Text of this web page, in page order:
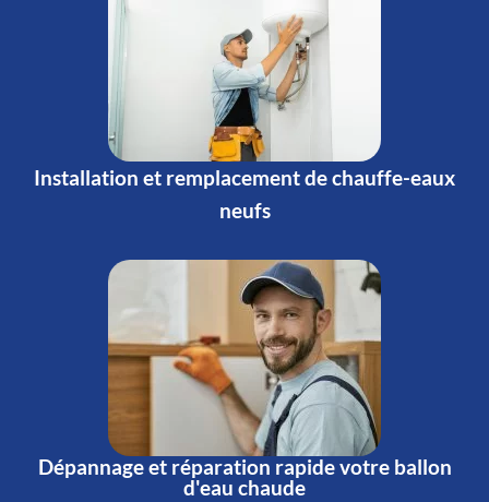
Installation et remplacement de chauffe-eaux
neufs
Dépannage et réparation rapide votre ballon
d'eau chaude